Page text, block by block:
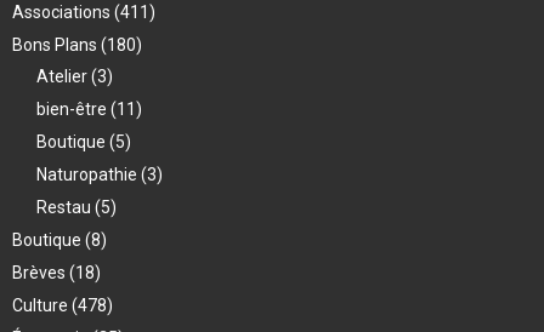
Associations (411)
Bons Plans (180)
Atelier(3)
bien-être (11)
Boutique (5)
Naturopathie (3)
Restau (5)
Boutique (8)
Brèves (18)
Culture (478)